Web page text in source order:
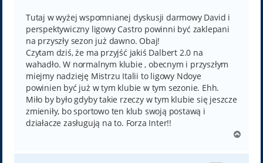
Tutaj w wyżej wspomnianej dyskusji darmowy David i
perspektywiczny ligowy Castro powinni być zaklepani
na przyszły sezon już dawno. Obaj!
Czytam dziś, że ma przyjść jakiś Dalbert 2.0 na
wahadło. W normalnym klubie , obecnym i przyszłym
miejmy nadzieję Mistrzu Italii to ligowy Ndoye
powinien być już w tym klubie w tym sezonie. Ehh.
Miło by było gdyby takie rzeczy w tym klubie się jeszcze
zmieniły, bo sportowo ten klub swoją postawą i
działacze zasługują na to. Forza Inter!!
g